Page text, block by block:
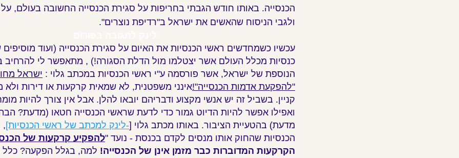
הכנסייה. באותו חודש הגבתי בחריפות על סגירת הכנסייה החשובה בעולם, על
ולגבי הניסוח שהאשים את ישראל ב"רדיפת נוצרים".
עכשיו כשמחדשים ראשי הכנסיות את האיום על סגירת הכנסייה (ועוד מוסיפים
כנסיות מכלל העולם אשר יצטלמו מול הדלת הסגורה!) , מתאפשר לי להרחיב
הנוספת של ישראל, אשר פורסמה ע"י ראשי הכנסיות במכתב גלוי : ישראל
"להפקעת אדמות הכנסייה"!אינני משפטנית, לא שמאית קרקעות או דירות ולא
קניין. בשביל זה יש אנשי מקצוע ודבריהם יובאו להלן. אבל אין צורך להיות
ואפילו אפשר להיות הדיוט גמור כדי לדעת שראשי הכנסייה חטאו (מדעת? הבה
מדעת) בהטעיית הציבור. באותו מכתב גלוי [-לינק למכתב של ראשי הכנסיות],
הכנסיות שהחוק אותו מנסים לקדם בכנסת - נועד "להפקיע קרקעות של
הקרקעות המדוברות כבר מזמן אינן של הכנסייה! למה, בגלל הפקעה?